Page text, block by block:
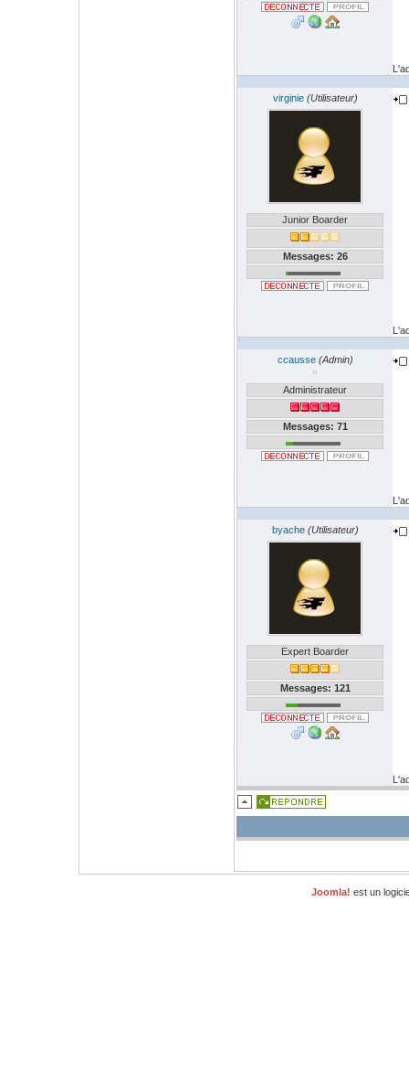
virginie (Utilisateur)
Junior Boarder
Messages: 26
ccausse (Admin)
Administrateur
Messages: 71
byache (Utilisateur)
Expert Boarder
Messages: 121
Joomla! est un